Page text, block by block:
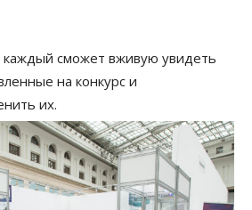
каждый сможет вживую увидеть
на конкурс и
их.